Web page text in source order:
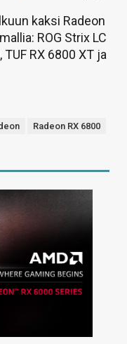
kaksi Radeon
ROG Strix LC
TUF RX 6800 XT ja
Radeon RX 6800